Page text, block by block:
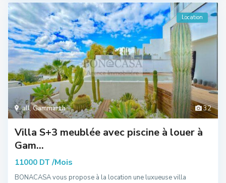
32
all,Gammarth
Location
Villa S+3 meublée avec piscine à louer à
Gam...
11000 DT /Mois
BONACASA vous propose à la location une luxueuse villa